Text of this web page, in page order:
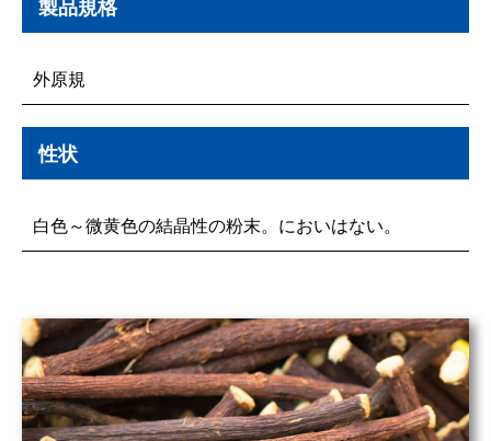
製品規格
外原規
性状
白色～微黄色の結晶性の粉末。においはない。